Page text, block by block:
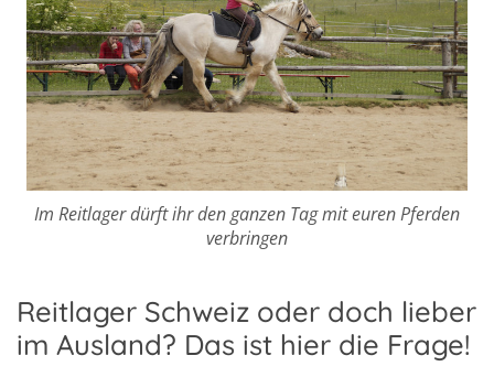
Im Reitlager dürft ihr den ganzen Tag mit euren Pferden
verbringen
Reitlager Schweiz oder doch lieber
im Ausland? Das ist hier die Frage!